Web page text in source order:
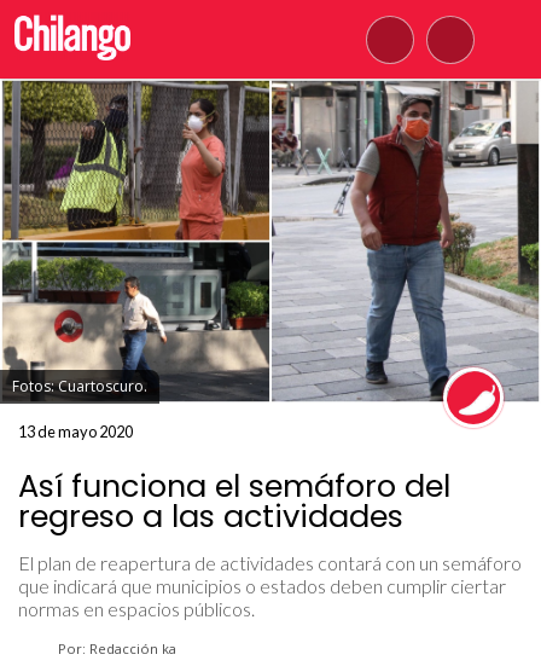
Fotos: Cuartoscuro.
13 de mayo 2020
Así funciona el semáforo del
regreso a las actividades
El plan de reapertura de actividades contará con un semáforo
que indicará que municipios o estados deben cumplir ciertar
normas en espacios públicos.
Por: Redacción ka